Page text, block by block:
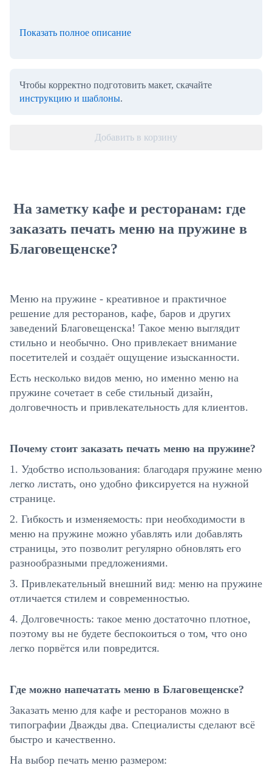
Показать полное описание
Чтобы корректно подготовить макет, скачайте
инструкцию и шаблоны.
Добавить в корзину
На заметку кафе и ресторанам: где
заказать печать меню на пружине в
Благовещенске?
Меню на пружине - креативное и практичное
решение для ресторанов, кафе, баров и других
заведений Благовещенска! Такое меню выглядит
стильно и необычно. Оно привлекает внимание
посетителей и создаёт ощущение изысканности.
Есть несколько видов меню, но именно меню на
пружине сочетает в себе стильный дизайн,
долговечность и привлекательность для клиентов.
Почему стоит заказать печать меню на пружине?
1. Удобство использования: благодаря пружине меню
легко листать, оно удобно фиксируется на нужной
странице.
2. Гибкость и изменяемость: при необходимости в
меню на пружине можно убавлять или добавлять
страницы, это позволит регулярно обновлять его
разнообразными предложениями.
3. Привлекательный внешний вид: меню на пружине
отличается стилем и современностью.
4. Долговечность: такое меню достаточно плотное,
поэтому вы не будете беспокоиться о том, что оно
легко порвётся или повредится.
Где можно напечатать меню в Благовещенске?
Заказать меню для кафе и ресторанов можно в
типографии Дважды два. Специалисты сделают всё
быстро и качественно.
На выбор печать меню размером: